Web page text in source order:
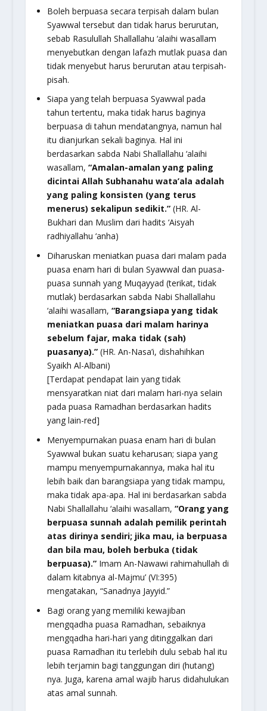
Boleh berpuasa secara terpisah dalam bulan
Syawwal tersebut dan tidak harus berurutan,
sebab Rasulullah Shallallahu ‘alaihi wasallam
menyebutkan dengan lafazh mutlak puasa dan
tidak menyebut harus berurutan atau terpisah-
pisah.
Siapa yang telah berpuasa Syawwal pada
tahun tertentu, maka tidak harus baginya
berpuasa di tahun mendatangnya, namun hal
itu dianjurkan sekali baginya. Hal ini
berdasarkan sabda Nabi Shallallahu ‘alaihi
wasallam, “Amalan-amalan yang paling
dicintai Allah Subhanahu wata’ala adalah
yang paling konsisten (yang terus
menerus) sekalipun sedikit.” (HR. Al-
Bukhari dan Muslim dari hadits ‘Aisyah
radhiyallahu ‘anha)
Diharuskan meniatkan puasa dari malam pada
puasa enam hari di bulan Syawwal dan puasa-
puasa sunnah yang Muqayyad (terikat, tidak
mutlak) berdasarkan sabda Nabi Shallallahu
‘alaihi wasallam, “Barangsiapa yang tidak
meniatkan puasa dari malam harinya
sebelum fajar, maka tidak (sah)
puasanya).”(HR. An-Nasa’i, dishahihkan
Syaikh Al-Albani)
[Terdapat pendapat lain yang tidak
mensyaratkan niat dari malam hari-nya selain
pada puasa Ramadhan berdasarkan hadits
yang lain-red]
Menyempurnakan puasa enam hari di bulan
Syawwal bukan suatu keharusan; siapa yang
mampu menyempurnakannya, maka hal itu
lebih baik dan barangsiapa yang tidak mampu,
maka tidak apa-apa. Hal ini berdasarkan sabda
Nabi Shallallahu ‘alaihi wasallam, “Orang yang
berpuasa sunnah adalah pemilik perintah
atas dirinya sendiri; jika mau, ia berpuasa
dan bila mau, boleh berbuka (tidak
berpuasa).”Imam An-Nawawi rahimahullah di
dalam kitabnya al-Majmu’ (VI:395)
mengatakan, “Sanadnya Jayyid.”
Bagi orang yang memiliki kewajiban
mengqadha puasa Ramadhan, sebaiknya
mengqadha hari-hari yang ditinggalkan dari
puasa Ramadhan itu terlebih dulu sebab hal itu
lebih terjamin bagi tanggungan diri (hutang)
nya. Juga, karena amal wajib harus didahulukan
atas amal sunnah.